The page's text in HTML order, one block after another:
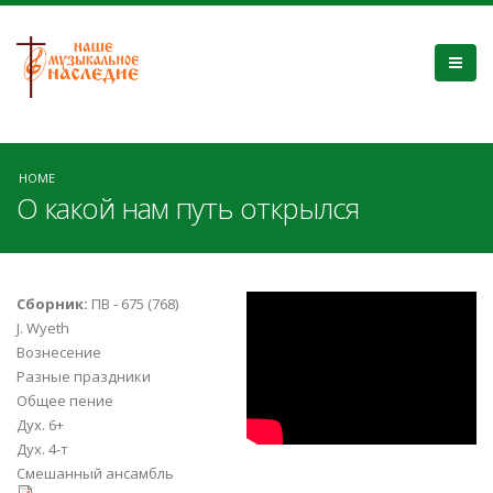
HOME
О какой нам путь открылся
Сборник: ПВ - 675 (768)
J. Wyeth
Вознесение
Разные праздники
Общее пение
Дух. 6+
Дух. 4-т
Смешанный ансамбль